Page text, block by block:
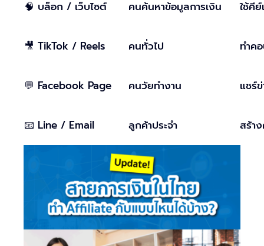
🧠 บล็อก / เว็บไซต์ คนค้นหาข้อมูลการเงิน ใช้คี
🎥 TikTok / Reels คนทั่วไป ทำค
💬 Facebook Page คนวัยทำงาน แชร์
📧 Line / Email ลูกค้าประจำ สร้า